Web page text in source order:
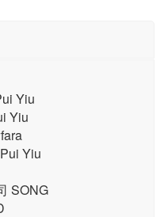
Yiu
Yiu
Yiu
SONG